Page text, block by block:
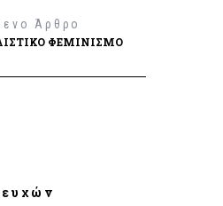
Άρθρο
ΦΕΜΙΝΙΣΜΌ